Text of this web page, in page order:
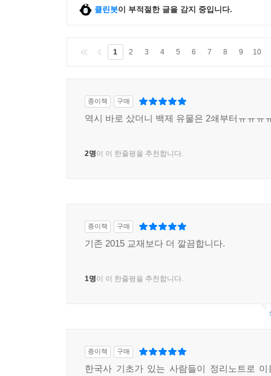
클린봇이 부적절한 글을 감지 중입니다.
1 2 3 4 5 6 7 8 9 10
종이책 구매
역시 바로 샀더니 백제 유물은 2쇄부터ㅠㅠㅠ
2명이 이 한줄평을 추천합니다.
종이책 구매
기존 2015 교재보다 더 깔끔합니다.
1명이 이 한줄평을 추천합니다.
종이책 구매
한국사 기초가 있는 사람들이 정리노트로 이